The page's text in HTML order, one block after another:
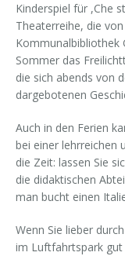
Kinderspiel für ,Che
Theaterreihe, die
Kommunalbibliothek
Sommer das
die sich abends von
dargebotenen
Auch in den Ferien
bei einer lehrreichen
die Zeit: lassen Sie
die didaktischen
man bucht einen
Wenn Sie lieber
im Luftfahrtspark gut